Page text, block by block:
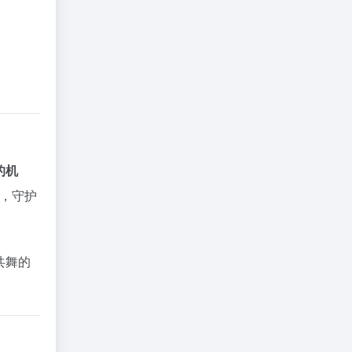
机
守护
舞的